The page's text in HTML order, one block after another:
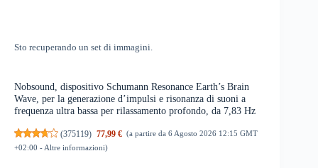
Sto recuperando un set di immagini.
Nobsound, dispositivo Schumann Resonance Earth’s Brain
Wave, per la generazione d’impulsi e risonanza di suoni a
frequenza ultra bassa per rilassamento profondo, da 7,83 Hz
(375119) 77,99 € (a partire da 6 Agosto 2026 12:15 GMT
+02:00 - Altre informazioni)